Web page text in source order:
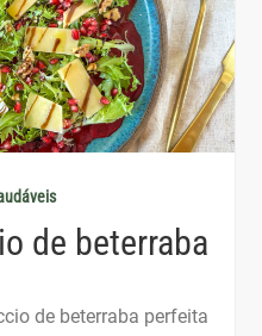
de beterraba
de beterraba perfeita